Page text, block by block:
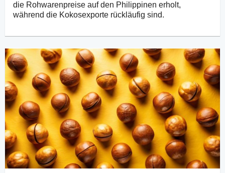
die Rohwarenpreise auf den Philippinen erholt,
während die Kokosexporte rückläufig sind.